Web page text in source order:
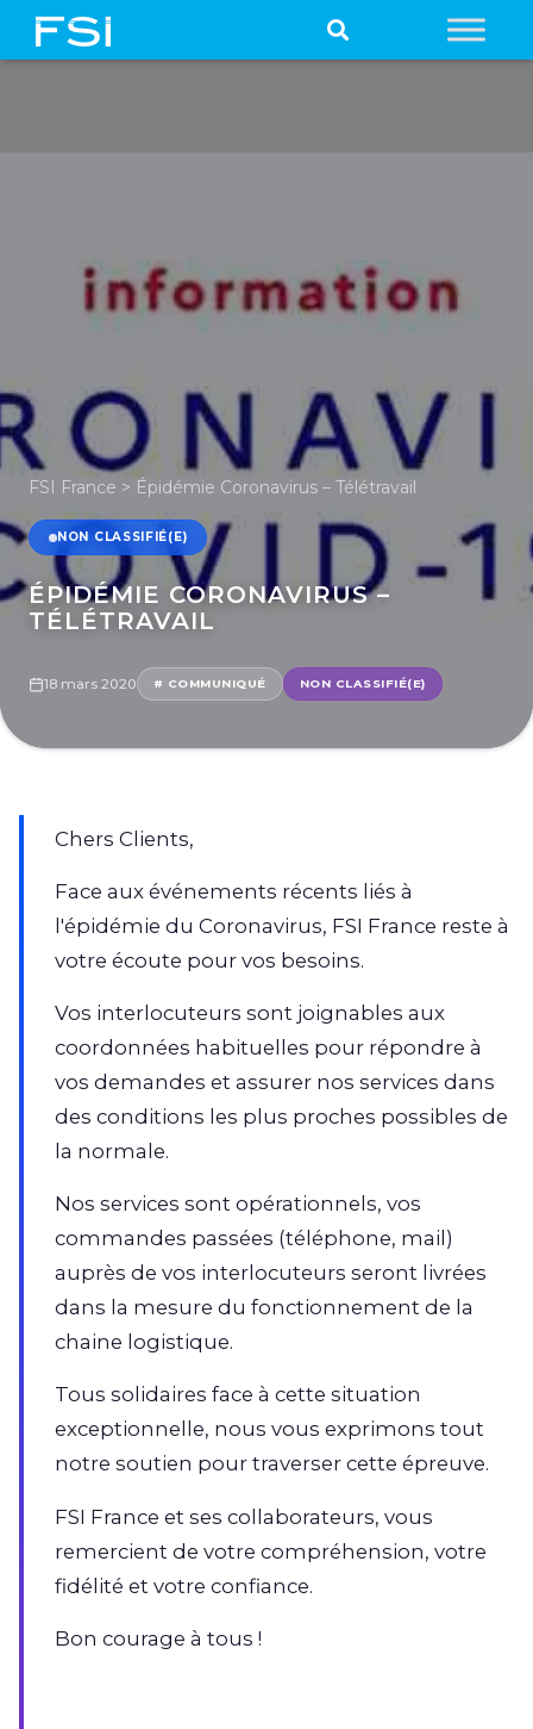
FSI France > Épidémie Coronavirus – Télétravail
NON CLASSIFIÉ(E)
ÉPIDÉMIE CORONAVIRUS –
TÉLÉTRAVAIL
18 mars 2020 # COMMUNIQUÉ NON CLASSIFIÉ(E)
Chers Clients,
Face aux événements récents liés à
l'épidémie du Coronavirus, FSI France reste à
votre écoute pour vos besoins.
Vos interlocuteurs sont joignables aux
coordonnées habituelles pour répondre à
vos demandes et assurer nos services dans
des conditions les plus proches possibles de
la normale.
Nos services sont opérationnels, vos
commandes passées (téléphone, mail)
auprès de vos interlocuteurs seront livrées
dans la mesure du fonctionnement de la
chaine logistique.
Tous solidaires face à cette situation
exceptionnelle, nous vous exprimons tout
notre soutien pour traverser cette épreuve.
FSI France et ses collaborateurs, vous
remercient de votre compréhension, votre
fidélité et votre confiance.
Bon courage à tous !